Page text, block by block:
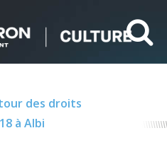
des droits
à Albi
Personnaliser